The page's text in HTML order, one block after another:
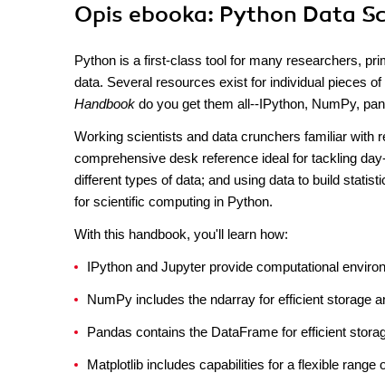
Opis ebooka: Python Data
Python is a first-class tool for many researchers,
data. Several resources exist for individual pieces
Handbook do you get them all--IPython, NumPy,
Working scientists and data crunchers familiar with
comprehensive desk reference ideal for tackling
different types of data; and using data to build
for scientific computing in Python.
With this handbook, you'll learn how:
IPython and Jupyter provide computational
NumPy includes the ndarray for efficient storage
Pandas contains the DataFrame for efficient
Matplotlib includes capabilities for a flexible range